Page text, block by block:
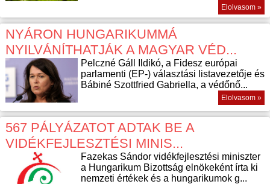
Elolvasom »
NYÁRON HUNGARIKUMMÁ
NYILVÁNÍTHATJÁK A MAGYAR VÉD...
Pelczné Gáll Ildikó, a Fidesz európai
parlamenti (EP-) választási listavezetője és
Bábiné Szottfried Gabriella, a védőnő...
Elolvasom »
567 PÁLYÁZATOT ADTAK BE A
VIDÉKFEJLESZTÉSI MINIS...
Fazekas Sándor vidékfejlesztési miniszter
a Hungarikum Bizottság elnökeként írta ki
nemzeti értékek és a hungarikumok g...